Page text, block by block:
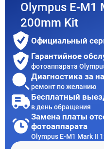
Olympus E‑M1
200mm Kit
Официальный
Гарантийное
фотоаппарата
Диагностика за
ремонт по желанию
Бесплатный
в день обращения
Замена платы
фотоаппарата
Olympus E‑M1 Mark II